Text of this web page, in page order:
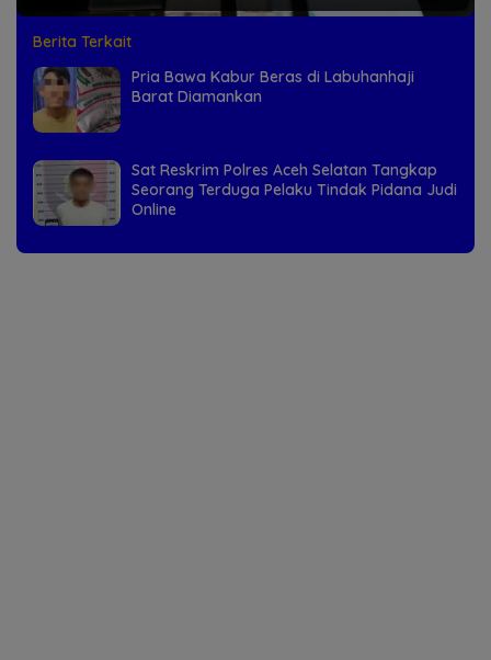
Berita Terkait
Pria Bawa Kabur Beras di Labuhanhaji
Barat Diamankan
Sat Reskrim Polres Aceh Selatan Tangkap
Seorang Terduga Pelaku Tindak Pidana Judi
Online